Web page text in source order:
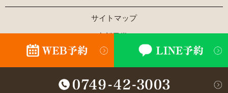
サイトマップ
Copyright © ほぐし家新風堂 All Rights Reserved.
【掲載の記事・写真・イラストなどの無断複写・転載を禁じ